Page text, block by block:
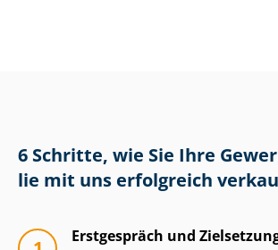
6 Schritte, wie Sie Ihre
lie mit uns erfolgreich
Erstgespräch und